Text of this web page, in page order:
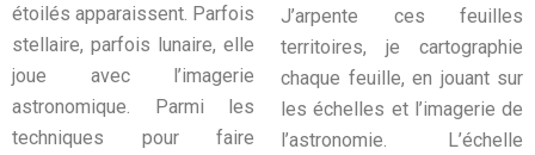
étoilés apparaissent. Parfois
stellaire, parfois lunaire, elle
joue avec l’imagerie
astronomique. Parmi les
techniques pour faire
J’arpente ces feuilles
territoires, je cartographie
chaque feuille, en jouant sur
les échelles et l’imagerie de
l’astronomie. L’échelle